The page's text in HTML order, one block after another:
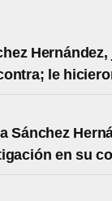
le
Sánchez
en su